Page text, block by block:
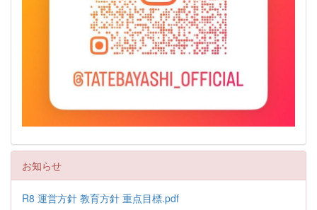
お知らせ
R8 運営方針 教育方針 重点目標.pdf